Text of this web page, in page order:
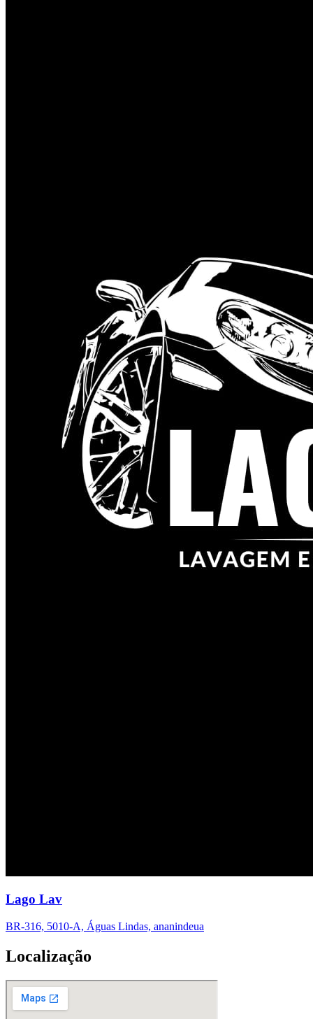
Lago Lav
BR-316, 5010-A, Águas Lindas, ananindeua
Localização